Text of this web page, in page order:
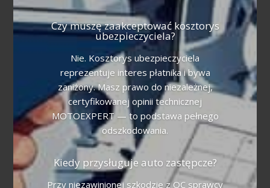
Czy muszę zaakceptować kosztorys
ubezpieczyciela?
Nie. Kosztorys ubezpieczyciela
reprezentuje interes płatnika i bywa
zaniżony. Masz prawo do niezależnej,
certyfikowanej opinii technicznej
MOTOEXPERT — to podstawa pełnego
odszkodowania.
Kiedy przysługuje auto zastępcze?
Przy niezawinionej szkodzie z OC sprawcy